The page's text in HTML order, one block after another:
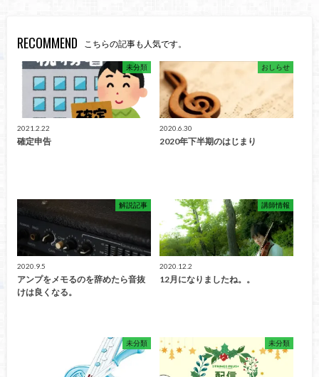
RECOMMEND こちらの記事も人気です。
未分類
2021.2.22
確定申告
おしらせ
2020.6.30
2020年下半期のはじまり
解説記事
2020.9.5
アンプをメモるのを辞めたら音抜
けは良くなる。
講師情報
2020.12.2
12月になりましたね。。
未分類 未分類